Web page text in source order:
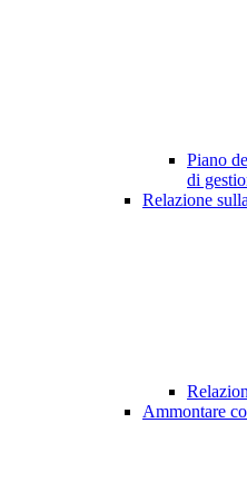
Piano
di
Relazione
Ammontare